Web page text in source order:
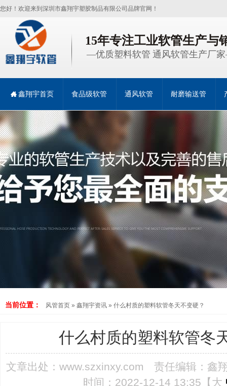
您好！欢迎来到深圳市鑫翔宇塑胶制品有限公司品牌官网！
15年专注工业软管生产与
—优质塑料软管 通风软管生产厂
鑫翔宇首页 食品级软管 通风软管 耐磨输送管
当前位置： 风管首页 » 鑫翔宇资讯 » 什么村质的塑料软管冬天不变硬？
什么村质的塑料软管冬
文章出处： www.szxinxy.com
责任编辑：鑫
时间：2022-12-14 13:35【 大